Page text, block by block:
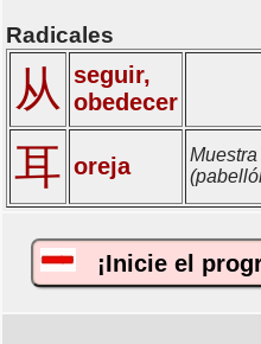
Radicales
从
seguir,
obedecer
耳 oreja
¡Inicie el